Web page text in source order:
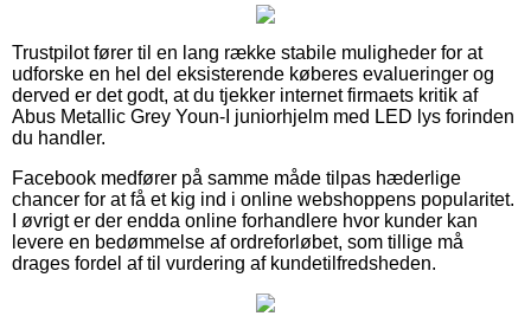
Trustpilot fører til en lang række stabile muligheder for at
udforske en hel del eksisterende køberes evalueringer og
derved er det godt, at du tjekker internet firmaets kritik af
Abus Metallic Grey Youn-I juniorhjelm med LED lys forinden
du handler.
Facebook medfører på samme måde tilpas hæderlige
chancer for at få et kig ind i online webshoppens popularitet.
I øvrigt er der endda online forhandlere hvor kunder kan
levere en bedømmelse af ordreforløbet, som tillige må
drages fordel af til vurdering af kundetilfredsheden.